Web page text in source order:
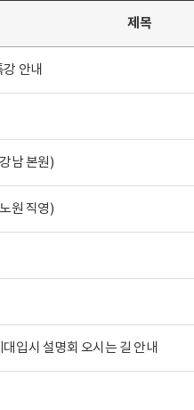
제목
안내
남 본원)
원 직영)
입시 설명회 오시는 길 안내